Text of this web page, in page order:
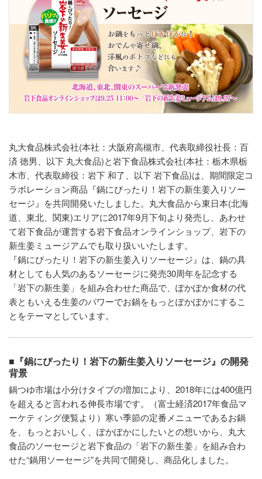
採用情報
> その他
岩下の新生姜について
岩下の新生姜万年筆インク 書く描くコンテ
スト
～ニュージンジャーイ
丸大食品株式会社(本社：大阪府高槻市、代表取締役社長：百
済 徳男、以下 丸大食品)と岩下食品株式会社(本社：栃木県栃
木市、代表取締役：岩下 和了、以下 岩下食品)は、期間限定コ
ラボレーション商品『鍋にぴったり！岩下の新生姜入りソー
セージ』を共同開発いたしました。丸大食品から東日本(北海
道、東北、関東)エリアに2017年9月下旬より発売し、あわせ
て岩下食品が運営する岩下食品オンラインショップ、岩下の
新生姜ミュージアムでも取り扱いいたします。
『鍋にぴったり！岩下の新生姜入りソーセージ』は、鍋の具
材としても人気のあるソーセージに発売30周年を記念する
「岩下の新生姜」を組み合わせた商品で、ぽかぽか食材の代
表ともいえる生姜のパワーでお鍋をもっとぽかぽかにするこ
とをテーマとしています。
■『鍋にぴったり！岩下の新生姜入りソーセージ』の開発
背景
鍋つゆ市場は小分けタイプの増加により、2018年には400億円
を超えると言われる伸長市場です。（富士経済2017年食品マ
ーケティング便覧より）寒い季節の定番メニューであるお鍋
を、もっとおいしく、ぽかぽかにしたいとの想いから、丸大
食品のソーセージと岩下食品の「岩下の新生姜」を組み合わ
せた“鍋用ソーセージ”を共同で開発し、商品化しました。